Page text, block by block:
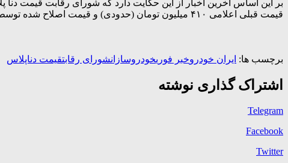
بر این اساس آخرین اخبار از این حکایت دارد که شورای رقابت قیمت
قیمت قبلی اعلامی ۴۱۰ میلیون تومان (حدودی) و قیمت اصلاح شده توسط شورای رقابت (قیمت نهایی)۳۴۷ میلیون تومان اعلام شد.
برچسب ها: ایران خودروخبر فوریخودروسازانشورای رقابتقیمت دناپلاس
اشتراک گذاری نوشته
Telegram
Facebook
Twitter